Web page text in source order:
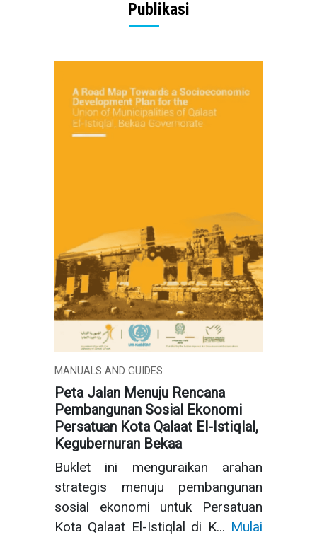
Publikasi
MANUALS AND GUIDES
Peta Jalan Menuju Rencana
Pembangunan Sosial Ekonomi
Persatuan Kota Qalaat El-Istiqlal,
Kegubernuran Bekaa
Buklet ini menguraikan arahan
strategis menuju pembangunan
sosial ekonomi untuk Persatuan
Kota Qalaat El-Istiqlal di K... Mulai